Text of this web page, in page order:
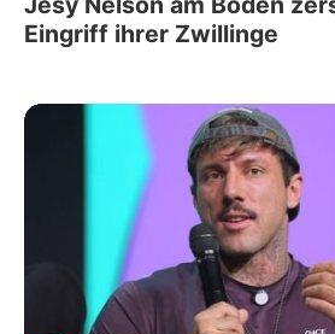
Eingriff ihrer Zwillinge